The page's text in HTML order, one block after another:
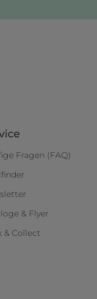
Fragen (FAQ)
& Flyer
& Collect